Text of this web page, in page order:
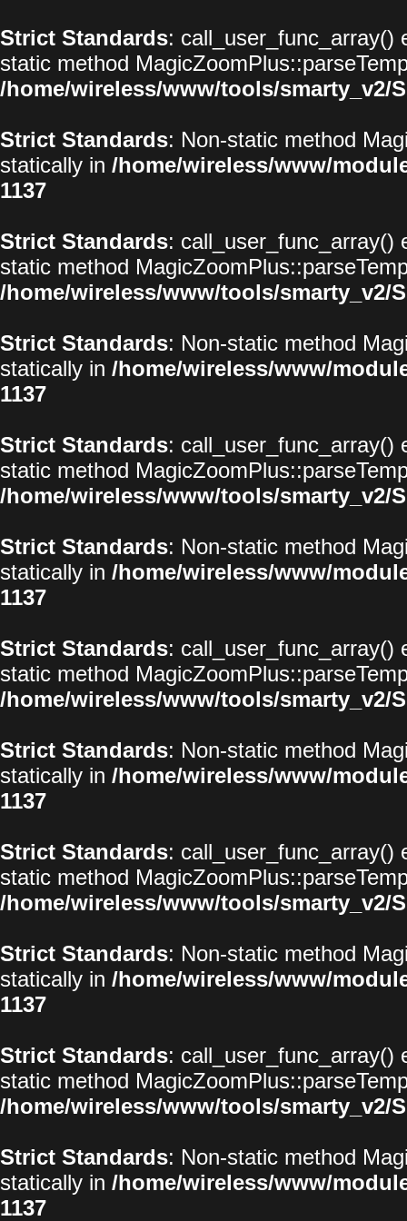
Strict Standards: call_user_func_array()
static method
/home/wireless/www/tools/smarty_v2/
Strict Standards: Non-static method
statically in /home/wireless/www/
1137
Strict Standards: call_user_func_array()
static method
/home/wireless/www/tools/smarty_v2/
Strict Standards: Non-static method
statically in /home/wireless/www/
1137
Strict Standards: call_user_func_array()
static method
/home/wireless/www/tools/smarty_v2/
Strict Standards: Non-static method
statically in /home/wireless/www/
1137
Strict Standards: call_user_func_array()
static method
/home/wireless/www/tools/smarty_v2/
Strict Standards: Non-static method
statically in /home/wireless/www/
1137
Strict Standards: call_user_func_array()
static method
/home/wireless/www/tools/smarty_v2/
Strict Standards: Non-static method
statically in /home/wireless/www/
1137
Strict Standards: call_user_func_array()
static method
/home/wireless/www/tools/smarty_v2/
Strict Standards: Non-static method
statically in /home/wireless/www/
1137